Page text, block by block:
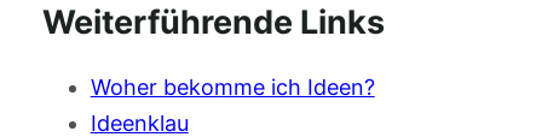
Weiterführende Links
Woher bekomme ich Ideen?
Ideenklau